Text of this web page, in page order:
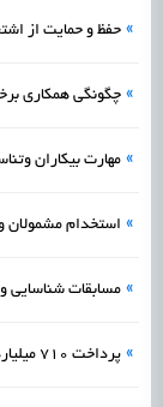
» حفظ و حمایت از
» چگونگی همکاری
» مهارت بیکاران
» استخدام مشمولان
» مسابقات شناسایی
» پرداخت ۷۱۰ میلیارد تومان از مطالبات فرهنگیان تا پایان سال